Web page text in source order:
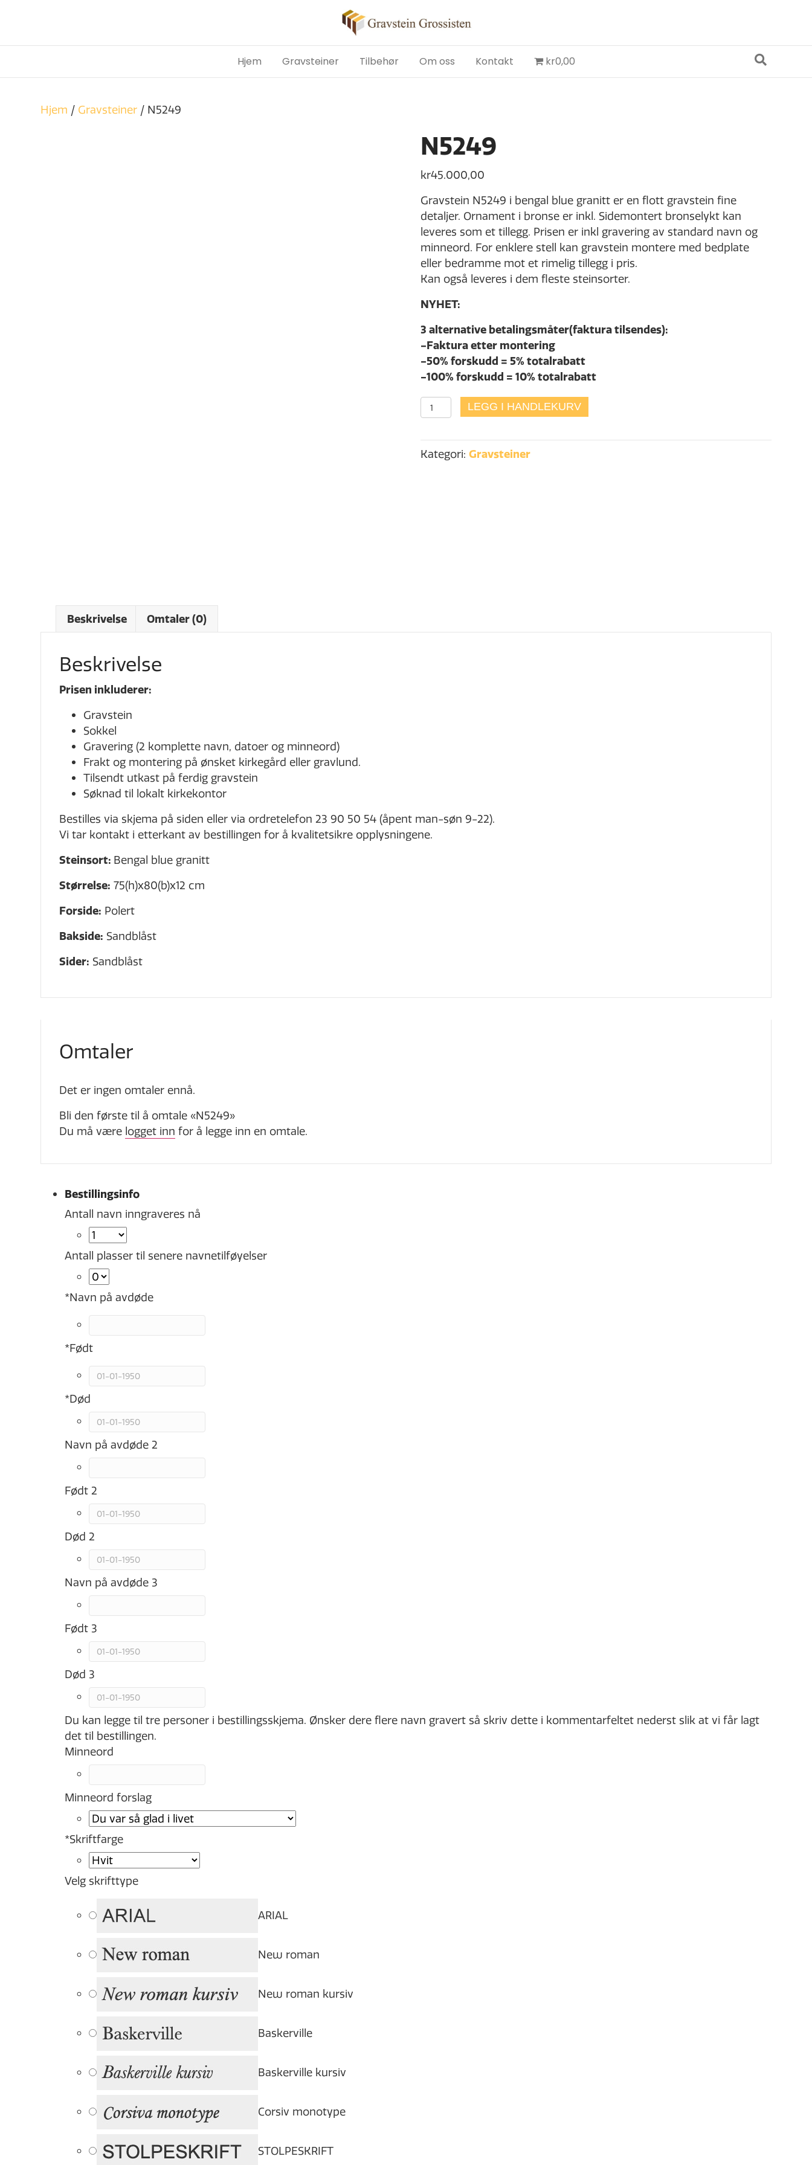
Hjem Gravsteiner Tilbehør Om oss Kontakt kr0,00
Hjem / Gravsteiner / N5249
N5249
kr45.000,00
Gravstein N5249 i bengal blue granitt er en flott gravstein fine
detaljer. Ornament i bronse er inkl. Sidemontert bronselykt kan
leveres som et tillegg. Prisen er inkl gravering av standard navn og
minneord. For enklere stell kan gravstein montere med bedplate
eller bedramme mot et rimelig tillegg i pris.
Kan også leveres i dem fleste steinsorter.
NYHET:
3 alternative betalingsmåter(faktura tilsendes):
-Faktura etter montering
-50% forskudd = 5% totalrabatt
-100% forskudd = 10% totalrabatt
N5249
antall
LEGG I HANDLEKURV
Kategori:Gravsteiner
Beskrivelse Omtaler (0)
Beskrivelse
Prisen inkluderer:
Gravstein
Sokkel
Gravering (2 komplette navn, datoer og minneord)
Frakt og montering på ønsket kirkegård eller gravlund.
Tilsendt utkast på ferdig gravstein
Søknad til lokalt kirkekontor
Bestilles via skjema på siden eller via ordretelefon 23 90 50 54 (åpent man-søn 9-22).
Vi tar kontakt i etterkant av bestillingen for å kvalitetsikre opplysningene.
Steinsort: Bengal blue granitt
Størrelse: 75(h)x80(b)x12 cm
Forside: Polert
Bakside: Sandblåst
Sider: Sandblåst
Omtaler
Det er ingen omtaler ennå.
Bli den første til å omtale «N5249»
Du må være logget inn for å legge inn en omtale.
Bestillingsinfo
Antall navn inngraveres nå
Antall plasser til senere navnetilføyelser
*Navn på avdøde
*Født
*Død
Navn på avdøde 2
Født 2
Død 2
Navn på avdøde 3
Født 3
Død 3
Du kan legge til tre personer i bestillingsskjema. Ønsker dere flere navn gravert så skriv dette i kommentarfeltet nederst slik at vi får lagt
det til bestillingen.
Minneord
Minneord forslag
*Skriftfarge
Velg skrifttype
ARIAL
New roman
New roman kursiv
Baskerville
Baskerville kursiv
Corsiv monotype
STOLPESKRIFT